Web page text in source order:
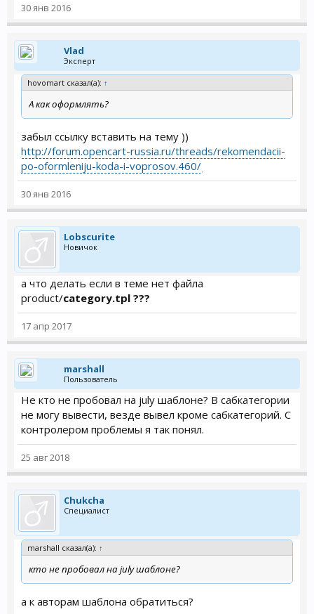
30 янв 2016
Vlad
Эксперт
hovomart сказал(а): ↑
А как оформлять?
забыл ссылку вставить на тему ))
http://forum.opencart-russia.ru/threads/rekomendacii-
po-oformleniju-koda-i-voprosov.460/
30 янв 2016
Lobscurite
Новичок
а что делать если в теме нет файла
product/category.tpl ???
17 апр 2017
marshall
Пользователь
Не кто не пробовал на july шаблоне? В сабкатегории
не могу вывести, везде вывел кроме сабкатегорий. С
контролером проблемы я так понял.
25 авг 2018
Chukcha
Специалист
marshall сказал(а): ↑
кто не пробовал на july шаблоне?
а к авторам шаблона обратиться?